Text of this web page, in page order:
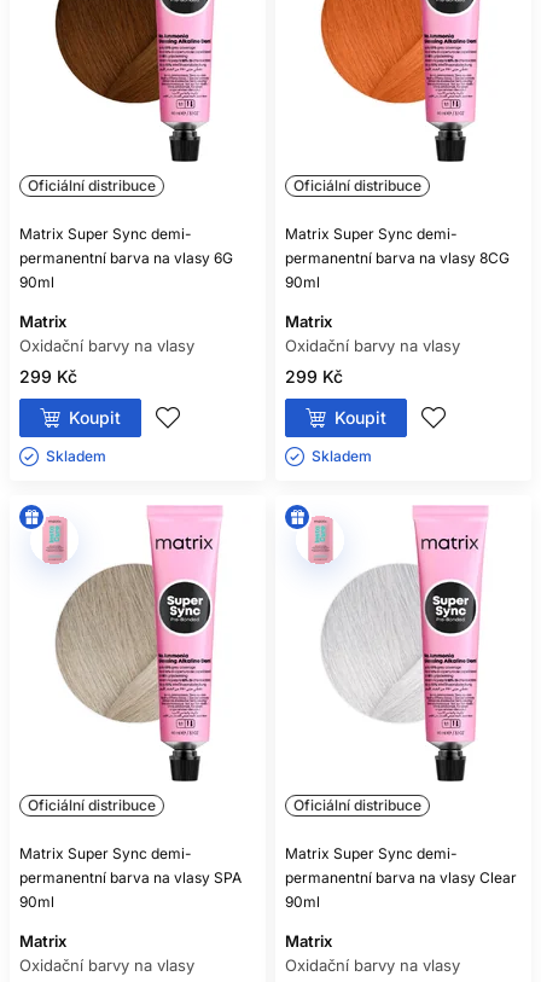
Oficiální distribuce
Matrix Super Sync demi-
permanentní barva na vlasy 6G
90ml
Matrix
Oxidační barvy na vlasy
299 Kč
Koupit
Skladem ㅤ
Oficiální distribuce
Matrix Super Sync demi-
permanentní barva na vlasy 8CG
90ml
Matrix
Oxidační barvy na vlasy
299 Kč
Koupit
Skladem ㅤ
Oficiální distribuce
Matrix Super Sync demi-
permanentní barva na vlasy SPA
90ml
Matrix
Oxidační barvy na vlasy
Oficiální distribuce
Matrix Super Sync demi-
permanentní barva na vlasy Clear
90ml
Matrix
Oxidační barvy na vlasy